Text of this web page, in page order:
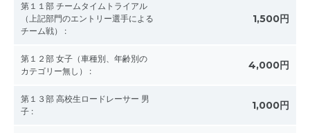
第１１部 チームタイムトライアル
（上記部門のエントリー選手による
チーム戦） :
1,500円
第１２部 女子（車種別、年齢別の
カテゴリー無し） : 4,000円
第１３部 高校生ロードレーサー 男
子 : 1,000円